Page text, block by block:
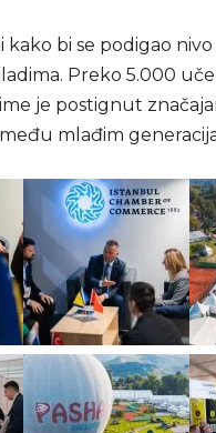
bi se podigao nivo
Preko 5.000
je postignut
mlađim